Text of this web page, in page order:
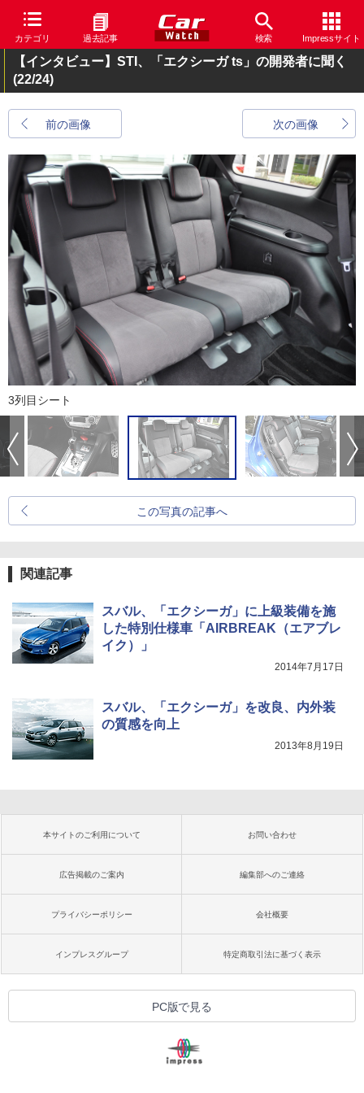
カテゴリ 過去記事 検索 Impressサイト
【インタビュー】STI、「エクシーガ ts」の開発者に聞く
(22/24)
前の画像 次の画像
3列目シート
この写真の記事へ
関連記事
スバル、「エクシーガ」に上級装備を施
した特別仕様車「AIRBREAK（エアブレ
イク）」
2014年7月17日
スバル、「エクシーガ」を改良、内外装
の質感を向上
2013年8月19日
本サイトのご利用について お問い合わせ
広告掲載のご案内 編集部へのご連絡
プライバシーポリシー 会社概要
インプレスグループ 特定商取引法に基づく表示
PC版で見る